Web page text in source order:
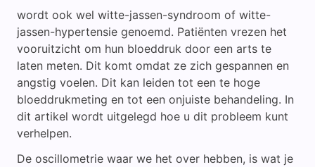
wordt ook wel witte-jassen-syndroom of witte-
jassen-hypertensie genoemd. Patiënten vrezen het
vooruitzicht om hun bloeddruk door een arts te
laten meten. Dit komt omdat ze zich gespannen en
angstig voelen. Dit kan leiden tot een te hoge
bloeddrukmeting en tot een onjuiste behandeling. In
dit artikel wordt uitgelegd hoe u dit probleem kunt
verhelpen.
De oscillometrie waar we het over hebben, is wat je